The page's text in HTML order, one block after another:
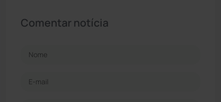
Comentar notícia